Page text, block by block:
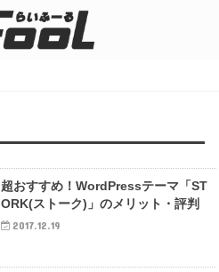
超おすすめ！WordPressテーマ「ST
ORK(ストーク)」のメリット・評判
2017.12.19